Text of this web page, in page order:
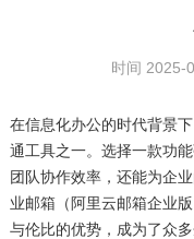
时间 2025-
在信息化办公的时代背景
通工具之一。选择一款功
团队协作效率，还能为企
业邮箱（阿里云邮箱企业
与伦比的优势，成为了众